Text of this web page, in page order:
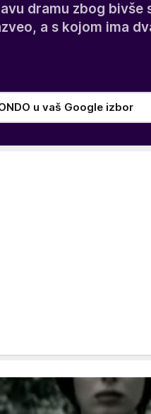
dramu zbog bivše
a s kojom ima
u vaš Google izbor